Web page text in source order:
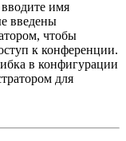
имя
введены
чтобы
к конференции.
в конфигурации
для